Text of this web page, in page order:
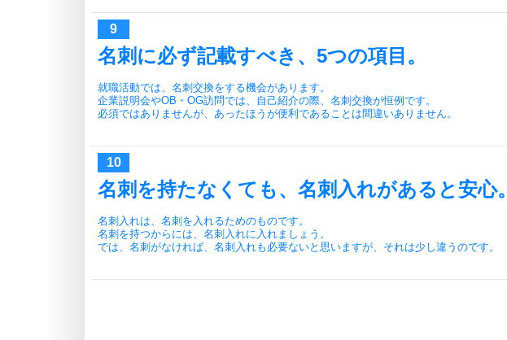
名刺に必ず記載すべき、5つの項目。
就職活動では、名刺交換をする機会があります。
企業説明会やOB・OG訪問では、自己紹介の際、名刺交換が恒例です。
必須ではありませんが、あったほうが便利であることは間違いありません。
名刺を持たなくても、名刺入れがあると安心。
名刺入れは、名刺を入れるためのものです。
名刺を持つからには、名刺入れに入れましょう。
では、名刺がなければ、名刺入れも必要ないと思いますが、それは少し違うのです。